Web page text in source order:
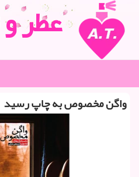
عطر
واگن مخصوص به چاپ رسید